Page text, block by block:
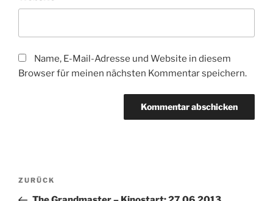
Name, E-Mail-Adresse und Website in diesem
Browser für meinen nächsten Kommentar speichern.
Beitragsnavigation
Vorheriger
Beitrag
ZURÜCK